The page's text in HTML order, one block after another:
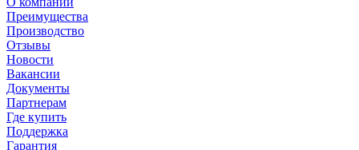
Преимущества
Производство
Отзывы
Новости
Вакансии
Документы
Партнерам
Где купить
Поддержка
Гарантия